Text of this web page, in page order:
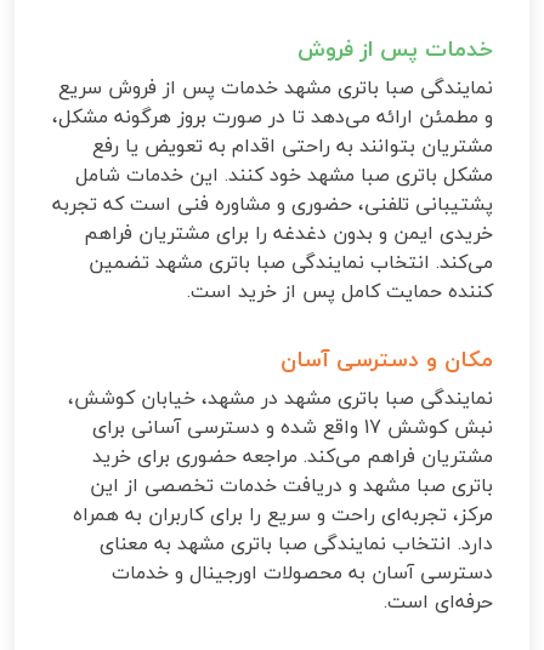
خدمات پس از فروش
نمایندگی صبا باتری مشهد خدمات پس از فروش سریع
و مطمئن ارائه می‌دهد تا در صورت بروز هرگونه مشکل،
مشتریان بتوانند به راحتی اقدام به تعویض یا رفع
مشکل باتری صبا مشهد خود کنند. این خدمات شامل
پشتیبانی تلفنی، حضوری و مشاوره فنی است که تجربه
خریدی ایمن و بدون دغدغه را برای مشتریان فراهم
می‌کند. انتخاب نمایندگی صبا باتری مشهد تضمین
کننده حمایت کامل پس از خرید است.
مکان و دسترسی آسان
نمایندگی صبا باتری مشهد در مشهد، خیابان کوشش،
نبش کوشش 17 واقع شده و دسترسی آسانی برای
مشتریان فراهم می‌کند. مراجعه حضوری برای خرید
باتری صبا مشهد و دریافت خدمات تخصصی از این
مرکز، تجربه‌ای راحت و سریع را برای کاربران به همراه
دارد. انتخاب نمایندگی صبا باتری مشهد به معنای
دسترسی آسان به محصولات اورجینال و خدمات
حرفه‌ای است.